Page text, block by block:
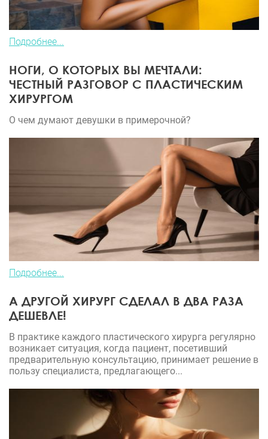
Подробнее...
НОГИ, О КОТОРЫХ ВЫ МЕЧТАЛИ:
ЧЕСТНЫЙ РАЗГОВОР С ПЛАСТИЧЕСКИМ
ХИРУРГОМ
О чем думают девушки в примерочной?
Подробнее...
А ДРУГОЙ ХИРУРГ СДЕЛАЛ В ДВА РАЗА
ДЕШЕВЛЕ!
В практике каждого пластического хирурга регулярно
возникает ситуация, когда пациент, посетивший
предварительную консультацию, принимает решение в
пользу специалиста, предлагающего...